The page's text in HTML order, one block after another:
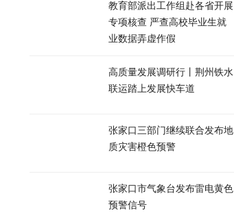
教育部派出工作组赴各省开展
专项核查 严查高校毕业生就
业数据弄虚作假
高质量发展调研行丨荆州铁水
联运踏上发展快车道
张家口三部门继续联合发布地
质灾害橙色预警
张家口市气象台发布雷电黄色
预警信号